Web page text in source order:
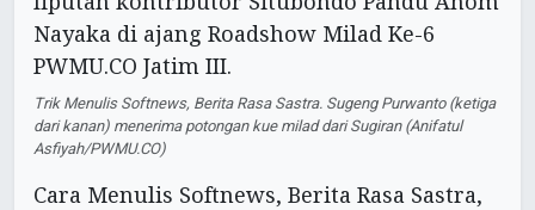
Trik Menulis Softnews, Berita Rasa Sastra. Sugeng Purwanto (ketiga
dari kanan) menerima potongan kue milad dari Sugiran (Anifatul
Asfiyah/PWMU.CO)
Cara Menulis Softnews, Berita Rasa Sastra,